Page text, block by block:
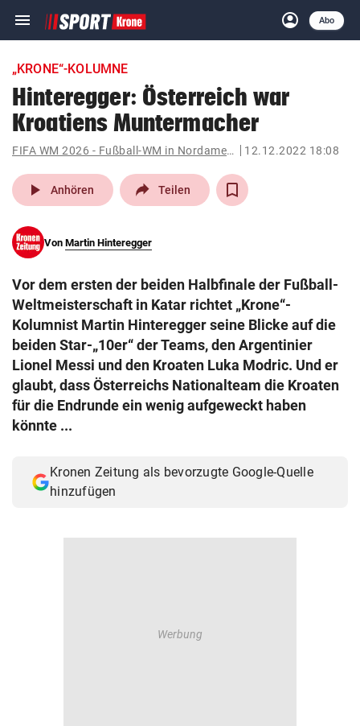
menu Navigation
ein-/ausklappen
account_circle
Anmelden
Abo
close Schließen
Abonnieren
account_circle Anmelden
arrow_right
pin_drop
Wien arrow_right
search
eingeben
© Krone Multimedia GmbH & Co KG 2026
Muthgasse 2, 1190 Wien
„KRONE“-KOLUMNE
Hinteregger: Österreich war
Kroatiens Muntermacher
FIFA WM 2026 - Fußball-WM in Nordamerika 12.12.2022 18:08
play_arrow Anhören Teilen
Von Martin Hinteregger
Vor dem ersten der beiden Halbfinale der Fußball-
Weltmeisterschaft in Katar richtet „Krone“-
Kolumnist Martin Hinteregger seine Blicke auf die
beiden Star-„10er“ der Teams, den Argentinier
Lionel Messi und den Kroaten Luka Modric. Und er
glaubt, dass Österreichs Nationalteam die Kroaten
für die Endrunde ein wenig aufgeweckt haben
könnte ...
Kronen Zeitung als bevorzugte Google-Quelle
hinzufügen